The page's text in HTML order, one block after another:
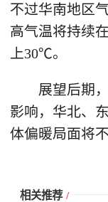
不过华南地区
高气温将持续
上30℃。
展望后期，
影响，华北、
体偏暖局面将
相关推荐 /